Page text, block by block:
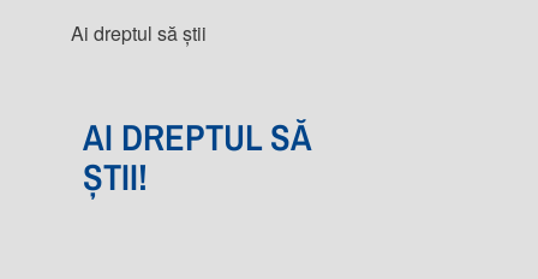
Ai dreptul să știi
AI DREPTUL SĂ
ȘTII!